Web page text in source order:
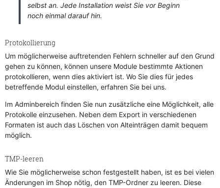
selbst an. Jede Installation weist Sie vor Beginn
noch einmal darauf hin.
Protokollierung
Um möglicherweise auftretenden Fehlern schneller auf den Grund
gehen zu können, können unsere Module bestimmte Aktionen
protokollieren, wenn dies aktiviert ist. Wo Sie dies für jedes
betreffende Modul einstellen, erfahren Sie bei uns.
Im Adminbereich finden Sie nun zusätzliche eine Möglichkeit, alle
Protokolle einzusehen. Neben dem Export in verschiedenen
Formaten ist auch das Löschen von Alteinträgen damit bequem
möglich.
TMP-leeren
Wie Sie möglicherweise schon festgestellt haben, ist es bei vielen
Änderungen im Shop nötig, den TMP-Ordner zu leeren. Diese